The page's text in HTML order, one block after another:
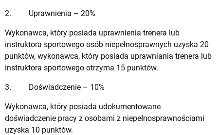
2. Uprawnienia – 20%
Wykonawca, który posiada uprawnienia trenera lub
instruktora sportowego osób niepełnosprawnych uzyska 20
punktów, wykonawca, który posiada uprawniania trenera lub
instruktora sportowego otrzyma 15 punktów.
3. Doświadczenie – 10%
Wykonawca, który posiada udokumentowane
doświadczenie pracy z osobami z niepełnosprawnościami
uzyska 10 punktów.